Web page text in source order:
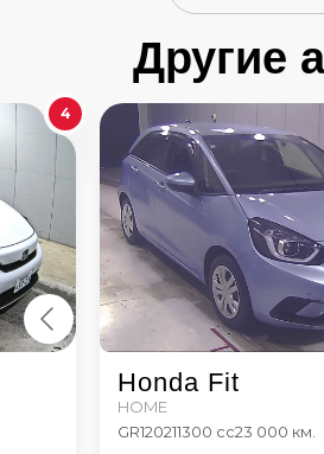
Другие
Honda Fit
HOME
GR120211300 сс23 000 км.
4